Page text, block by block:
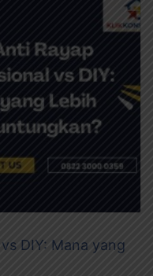
DIY: Mana yang